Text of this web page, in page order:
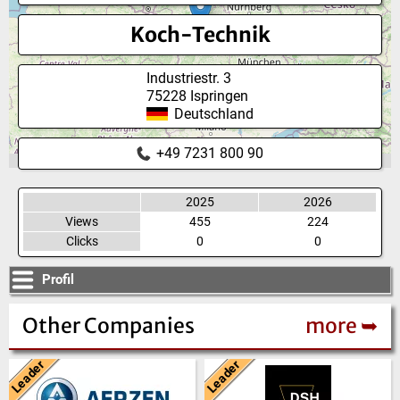
Koch-Technik
Industriestr. 3
75228 Ispringen
Deutschland
+49 7231 800 90
2025
2026
Views
455
224
Clicks
0 0
Profil
Other Companies more ➥
LeaderDeutschland LeaderNeuseeland